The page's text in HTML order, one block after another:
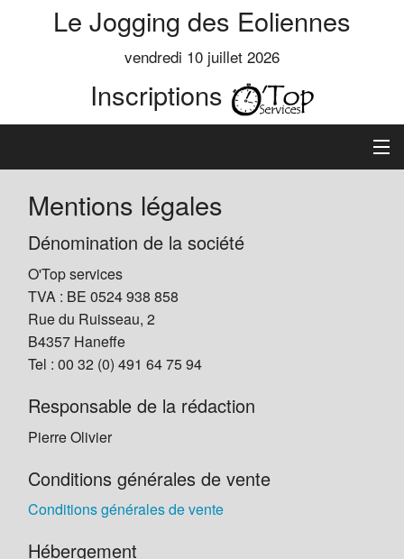
Le Jogging des Eoliennes
vendredi 10 juillet 2026
Inscriptions
Accueil
Informations
Règlement
Inscription
Classements
Aide
Mentions légales
Dénomination de la société
O'Top services
TVA : BE 0524 938 858
Rue du Ruisseau, 2
B4357 Haneffe
Tel : 00 32 (0) 491 64 75 94
Responsable de la rédaction
Pierre Olivier
Conditions générales de vente
Conditions générales de vente
Hébergement